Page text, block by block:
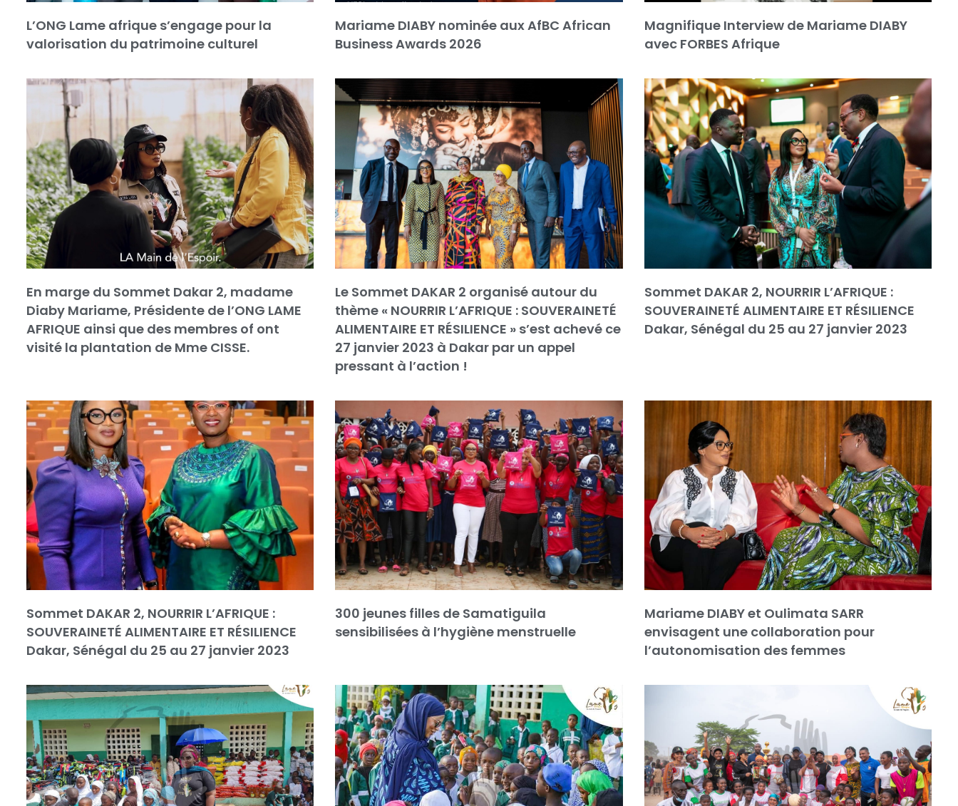
L’ONG Lame afrique s’engage pour la
valorisation du patrimoine culturel
Mariame DIABY nominée aux AfBC African
Business Awards 2026
Magnifique Interview de Mariame DIABY
avec FORBES Afrique
En marge du Sommet Dakar 2, madame
Diaby Mariame, Présidente de l’ONG LAME
AFRIQUE ainsi que des membres of ont
visité la plantation de Mme CISSE.
Le Sommet DAKAR 2 organisé autour du
thème « NOURRIR L’AFRIQUE : SOUVERAINETÉ
ALIMENTAIRE ET RÉSILIENCE » s’est achevé ce
27 janvier 2023 à Dakar par un appel
pressant à l’action !
Sommet DAKAR 2, NOURRIR L’AFRIQUE :
SOUVERAINETÉ ALIMENTAIRE ET RÉSILIENCE
Dakar, Sénégal du 25 au 27 janvier 2023
Sommet DAKAR 2, NOURRIR L’AFRIQUE :
SOUVERAINETÉ ALIMENTAIRE ET RÉSILIENCE
Dakar, Sénégal du 25 au 27 janvier 2023
300 jeunes filles de Samatiguila
sensibilisées à l’hygiène menstruelle
Mariame DIABY et Oulimata SARR
envisagent une collaboration pour
l’autonomisation des femmes